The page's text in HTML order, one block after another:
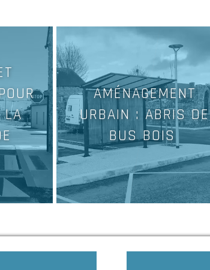
LA
AMÉNAGEMENT
URBAIN : ABRIS DE
BUS BOIS